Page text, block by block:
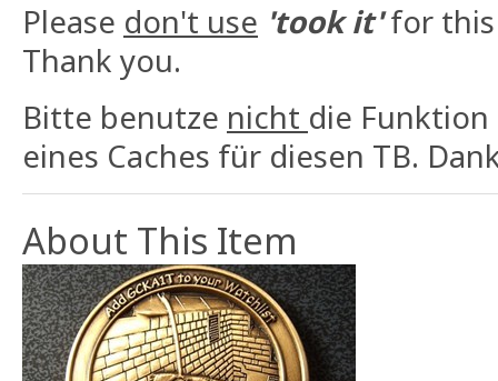
Please don't use 'took it'for this
Thank you.
Bitte benutze nicht die Funktion
eines Caches für diesen TB.
About This Item